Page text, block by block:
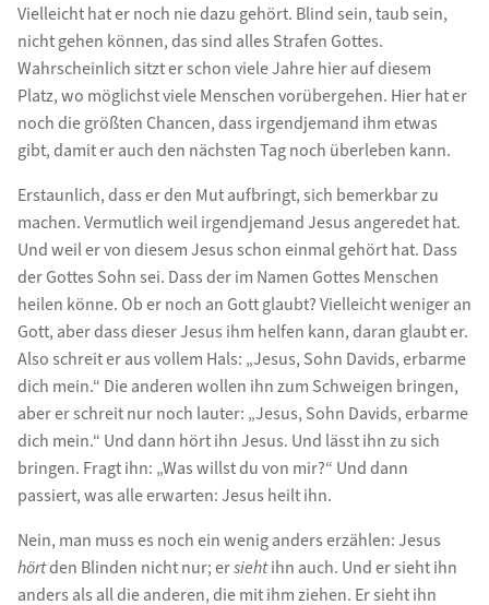
Vielleicht hat er noch nie dazu gehört. Blind sein, taub sein,
nicht gehen können, das sind alles Strafen Gottes.
Wahrscheinlich sitzt er schon viele Jahre hier auf diesem
Platz, wo möglichst viele Menschen vorübergehen. Hier hat er
noch die größten Chancen, dass irgendjemand ihm etwas
gibt, damit er auch den nächsten Tag noch überleben kann.
Erstaunlich, dass er den Mut aufbringt, sich bemerkbar zu
machen. Vermutlich weil irgendjemand Jesus angeredet hat.
Und weil er von diesem Jesus schon einmal gehört hat. Dass
der Gottes Sohn sei. Dass der im Namen Gottes Menschen
heilen könne. Ob er noch an Gott glaubt? Vielleicht weniger an
Gott, aber dass dieser Jesus ihm helfen kann, daran glaubt er.
Also schreit er aus vollem Hals: „Jesus, Sohn Davids, erbarme
dich mein.“ Die anderen wollen ihn zum Schweigen bringen,
aber er schreit nur noch lauter: „Jesus, Sohn Davids, erbarme
dich mein.“ Und dann hört ihn Jesus. Und lässt ihn zu sich
bringen. Fragt ihn: „Was willst du von mir?“ Und dann
passiert, was alle erwarten: Jesus heilt ihn.
Nein, man muss es noch ein wenig anders erzählen: Jesus
hörtden Blinden nicht nur; ersiehtihn auch. Und er sieht ihn
anders als all die anderen, die mit ihm ziehen. Er sieht ihn